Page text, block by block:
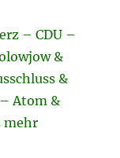
– CDU –
&
&
Atom &
mehr